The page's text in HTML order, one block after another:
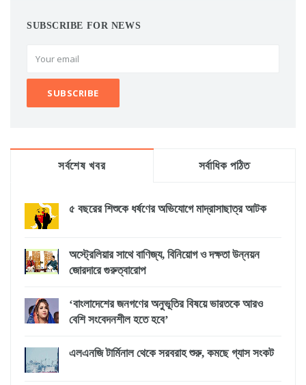
SUBSCRIBE FOR NEWS
সর্বশেষ খবর সর্বাধিক পঠিত
৫ বছরের শিশুকে ধর্ষণের অভিযোগে মাদ্রাসাছাত্র আটক
অস্ট্রেলিয়ার সাথে বাণিজ্য, বিনিয়োগ ও দক্ষতা উন্নয়ন
জোরদারে গুরুত্বারোপ
‘বাংলাদেশের জনগণের অনুভূতির বিষয়ে ভারতকে আরও
বেশি সংবেদনশীল হতে হবে’
এলএনজি টার্মিনাল থেকে সরবরাহ শুরু, কমছে গ্যাস সংকট